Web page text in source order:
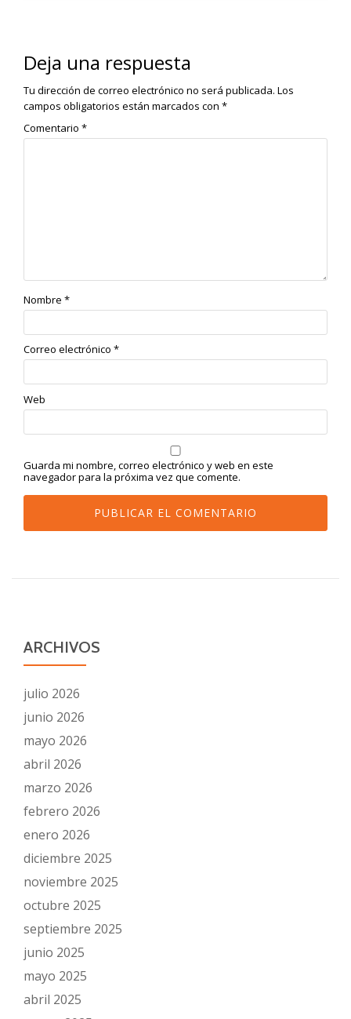
Deja una respuesta
Tu dirección de correo electrónico no será publicada. Los
campos obligatorios están marcados con *
Comentario *
Nombre *
Correo electrónico *
Web
Guarda mi nombre, correo electrónico y web en este
navegador para la próxima vez que comente.
ARCHIVOS
julio 2026
junio 2026
mayo 2026
abril 2026
marzo 2026
febrero 2026
enero 2026
diciembre 2025
noviembre 2025
octubre 2025
septiembre 2025
junio 2025
mayo 2025
abril 2025